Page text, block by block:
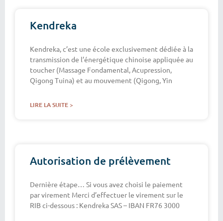
Kendreka
Kendreka, c’est une école exclusivement dédiée à la
transmission de l’énergétique chinoise appliquée au
toucher (Massage Fondamental, Acupression,
Qigong Tuina) et au mouvement (Qigong, Yin
LIRE LA SUITE >
Autorisation de prélèvement
Dernière étape… Si vous avez choisi le paiement
par virement Merci d’effectuer le virement sur le
RIB ci-dessous : Kendreka SAS – IBAN FR76 3000